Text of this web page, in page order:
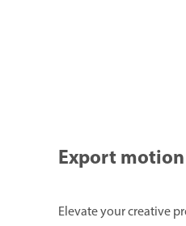
Export
Elevate your creative